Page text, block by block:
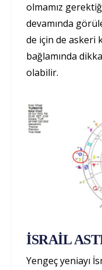
olmamız
devamında
de için de askeri
bağlamında
olabilir.
İSRAİL
Yengeç yeniayı